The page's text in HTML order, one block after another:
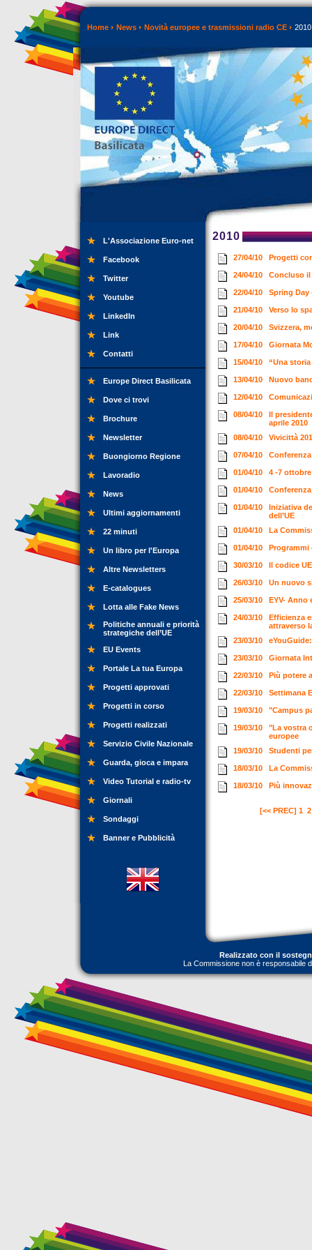
Home News Novità europee e trasmissioni radio CE 2010
L'Associazione Euro-net
Facebook
Twitter
Youtube
LinkedIn
Link
Contatti
Europe Direct Basilicata
Dove ci trovi
Brochure
Newsletter
Buongiorno Regione
Lavoradio
News
Ultimi aggiornamenti
22 minuti
Un libro per l'Europa
Altre Newsletters
E-catalogues
Lotta alle Fake News
Politiche annuali e priorità
strategiche dell’UE
EU Events
Portale La tua Europa
Progetti approvati
Progetti in corso
Progetti realizzati
Servizio Civile Nazionale
Guarda, gioca e impara
Video Tutorial e radio-tv
Giornali
Sondaggi
Banner e Pubblicità
2010
27/04/10 Progetti
24/04/10 Concluso
22/04/10 Spring Day
21/04/10 Verso lo
20/04/10 Svizzera,
17/04/10 Giornata
15/04/10 “Una
13/04/10 Nuovo
12/04/10
08/04/10
Il
aprile 2010
08/04/10
Vivicittà
07/04/10
01/04/10 4 -7
01/04/10
01/04/10
Iniziativa
dell’UE
01/04/10
La
01/04/10 Programmi
30/03/10 Il codice
26/03/10 Un nuovo
25/03/10 EYV-
24/03/10
Efficienza
attraverso
23/03/10
23/03/10 Giornata
22/03/10 Più potere
22/03/10 Settimana
19/03/10 "Campus
19/03/10
"La vostra
europee
19/03/10
Studenti
18/03/10 La
18/03/10 Più
[<< PREC] 1 2
Realizzato con il
La Commissione non è responsabile